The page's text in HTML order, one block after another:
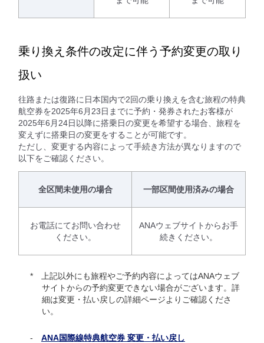
乗り換え条件の改定に伴う予約変更の取り
扱い
往路または復路に日本国内で2回の乗り換えを含む旅程の特典
航空券を2025年6月23日までに予約・発券されたお客様が
2025年6月24日以降に搭乗日の変更を希望する場合、旅程を
変えずに搭乗日の変更をすることが可能です。
ただし、変更する内容によって手続き方法が異なりますので
以下をご確認ください。
全区間未使用の場合 一部区間使用済みの場合
お電話にてお問い合わせ
ください。
ANAウェブサイトからお手
続きください。
上記以外にも旅程やご予約内容によってはANAウェブ
サイトからの予約変更できない場合がございます。詳
細は変更・払い戻しの詳細ページよりご確認くださ
い。
ANA国際線特典航空券 変更・払い戻し